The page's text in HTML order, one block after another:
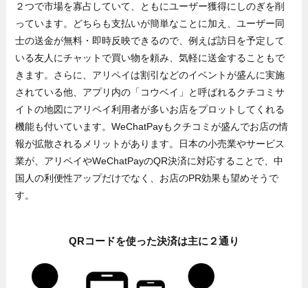
２つで市場を寡占していて、ともにユーザー獲得にしのぎを削
っています。どちらも支払いが簡単なことに加え、ユーザー同
士の送金が無料・即時反映できるので、例えば訪日を予定して
いる友人にチャットで買い物を頼み、気軽に送金することもで
きます。さらに、アリペイは割引などのイベントが盛んに実施
されている他、アプリ内の「コウベイ」と呼ばれるクチコミサ
イトの地図にアリペイ利用者が多いお店をプロットしてくれる
機能も付いています。WeChatPayもクチコミが盛んでお店の情
報が拡散されるメリットがあります。日本の小売業やサービス
業が、アリペイやWeChatPayのQR決済に対応することで、中
国人の利便性アップだけでなく、お店のPR効果も望めそうで
す。
QRコードを使った決済は主に２通り